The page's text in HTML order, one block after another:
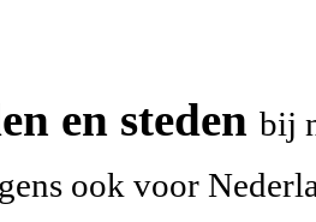
en steden bij
ook voor